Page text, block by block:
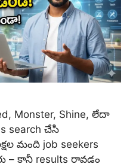
Monster, Shine, లేదా
search చేసి
మంది job seekers
– కానీ results రావడం